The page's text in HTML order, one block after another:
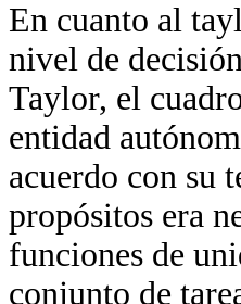
En cuanto al
nivel de
Taylor, el
entidad
acuerdo con su
propósitos era
funciones de
conjunto de